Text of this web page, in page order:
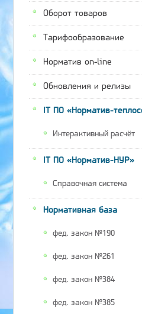
Оборот товаров
Тарифообразование
Норматив on-line
Обновления и релизы
IT ПО «Норматив-
Интерактивный расчёт
IT ПО «Норматив-НУР»
Справочная система
Нормативная база
фед. закон №190
фед. закон №261
фед. закон №384
фед. закон №385